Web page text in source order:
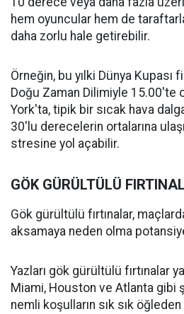
hem oyuncular hem de
daha zorlu hale getirebilir.
Örneğin, bu yılki Dünya Kupası
Doğu Zaman Dilimiyle 15.00'te
York'ta, tipik bir sıcak hava
30'lu derecelerin ortalarına
stresine yol açabilir.
GÖK GÜRÜLTÜLÜ
Gök gürültülü fırtınalar,
aksamaya neden olma
Yazları gök gürültülü fırtınalar
Miami, Houston ve Atlanta gibi
nemli koşulların sık sık